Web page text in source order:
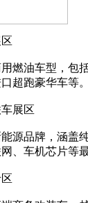
燃油车型，包
超跑豪华车等。
展区
源品牌，涵盖
、车机芯片等